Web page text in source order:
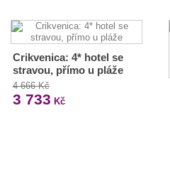
Crikvenica: 4* hotel se
stravou, přímo u pláže
4 666 Kč
3 733 Kč